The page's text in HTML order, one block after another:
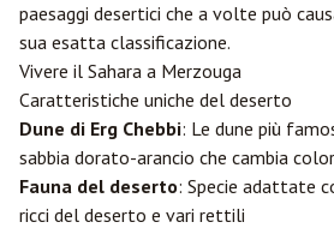
paesaggi desertici che a volte può
sua esatta classificazione.
Vivere il Sahara a Merzouga
Caratteristiche uniche del deserto
Dune di Erg Chebbi: Le dune più
sabbia dorato-arancio che cambia
Fauna del deserto: Specie adattate
ricci del deserto e vari rettili